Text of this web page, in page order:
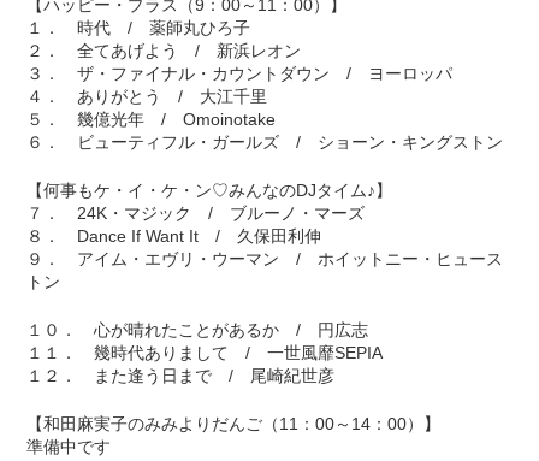
【ハッピー・プラス（9：00～11：00）】
１． 時代 / 薬師丸ひろ子
２． 全てあげよう / 新浜レオン
３． ザ・ファイナル・カウントダウン / ヨーロッパ
４． ありがとう / 大江千里
５． 幾億光年 / Omoinotake
６． ビューティフル・ガールズ / ショーン・キングストン
【何事もケ・イ・ケ・ン♡みんなのDJタイム♪】
７． 24K・マジック / ブルーノ・マーズ
８． Dance If Want It / 久保田利伸
９． アイム・エヴリ・ウーマン / ホイットニー・ヒュース
トン
１０． 心が晴れたことがあるか / 円広志
１１． 幾時代ありまして / 一世風靡SEPIA
１２． また逢う日まで / 尾崎紀世彦
【和田麻実子のみみよりだんご（11：00～14：00）】
準備中です